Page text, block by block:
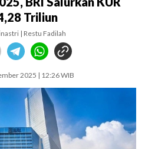
Triliun
| Restu Fadilah
2025 | 12:26 WIB